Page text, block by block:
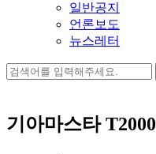
일반공지
언론보도
뉴스레터
검
기아마스타 T2000